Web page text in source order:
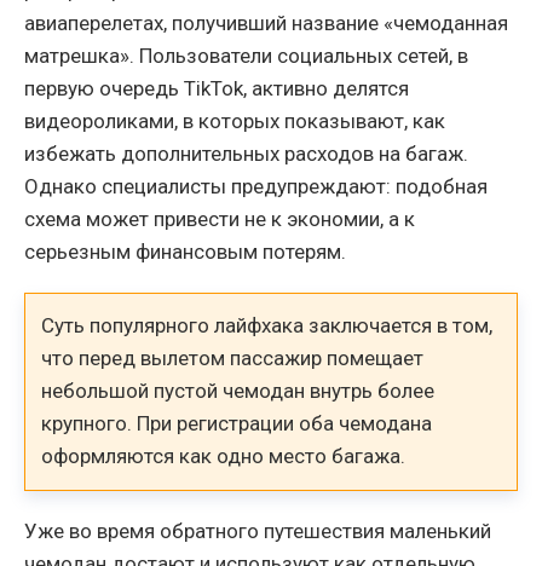
авиаперелетах, получивший название «чемоданная
матрешка». Пользователи социальных сетей, в
первую очередь TikTok, активно делятся
видеороликами, в которых показывают, как
избежать дополнительных расходов на багаж.
Однако специалисты предупреждают: подобная
схема может привести не к экономии, а к
серьезным финансовым потерям.
Суть популярного лайфхака заключается в том,
что перед вылетом пассажир помещает
небольшой пустой чемодан внутрь более
крупного. При регистрации оба чемодана
оформляются как одно место багажа.
Уже во время обратного путешествия маленький